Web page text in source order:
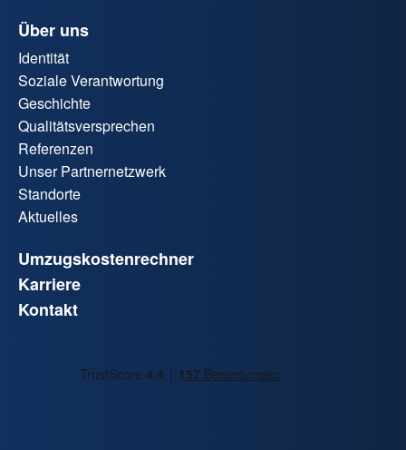
Über uns
Identität
Soziale Verantwortung
Geschichte
Qualitätsversprechen
Referenzen
Unser Partnernetzwerk
Standorte
Aktuelles
Umzugskostenrechner
Karriere
Kontakt